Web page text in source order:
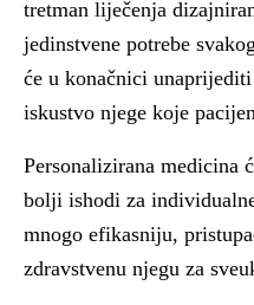
tretman liječenja
jedinstvene potrebe
će u konačnici
iskustvo njege koje
Personalizirana medicina
bolji ishodi za
mnogo efikasniju,
zdravstvenu njegu za